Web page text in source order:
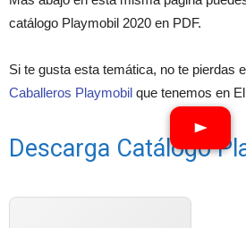
catálogo Playmobil 2020 en PDF.
Si te gusta esta temática, no te pierdas
Caballeros Playmobil que tenemos en
Descarga Catálogo